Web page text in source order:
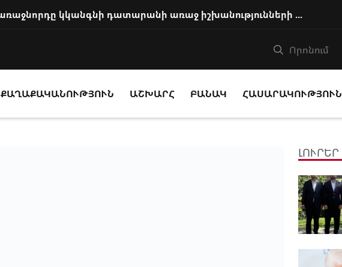
Հայ եկեղեցու առաջնորդը կկանգնի դատարանի առաջ իշխանությունների հետ խորացո...
ՔԱՂԱՔԱԿԱՆՈՒԹՅՈՒՆ ԱՇԽԱՐՀ ԲԱՆԱԿ ՀԱՍԱՐԱԿՈՒԹՅՈՒՆ
ԼՈՒՐԵՐ